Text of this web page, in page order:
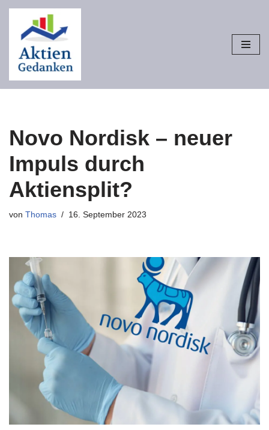
Zum
Inhalt
springen
Novo Nordisk – neuer
Impuls durch
Aktiensplit?
von Thomas 16. September 2023